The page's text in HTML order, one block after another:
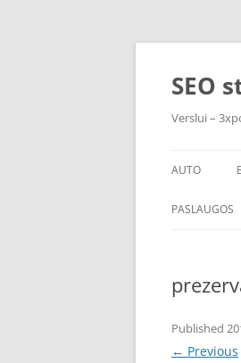
Skip
SEO
Verslui –
AUTO
PASLAUGOS
Published
← Previous